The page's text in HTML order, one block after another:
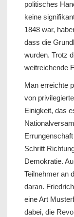
politisches
keine
1848 war,
dass die
wurden. Trotz
weitreichende
Man erreichte
von
Einigkeit, das
Schritt
Demokratie.
Teilnehmer an
daran.
eine Art
dabei, die